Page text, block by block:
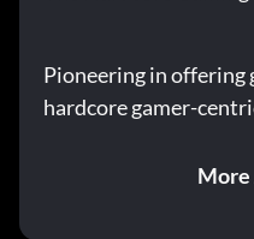
Pioneering in offering
hardcore gamer-
More